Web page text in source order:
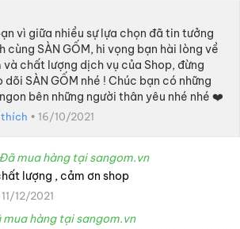
vì giữa nhiều sự lựa chọn đã tin tưởng
cùng SÀN GỐM, hi vọng bạn hài lòng về
và chất lượng dịch vụ của Shop, đừng
dõi SÀN GỐM nhé ! Chúc bạn có những
bên những người thân yêu nhé nhé ❤️
thích • 16/10/2021
Đã mua hàng tại sangom.vn
lượng , cảm ơn shop
11/12/2021
mua hàng tại sangom.vn